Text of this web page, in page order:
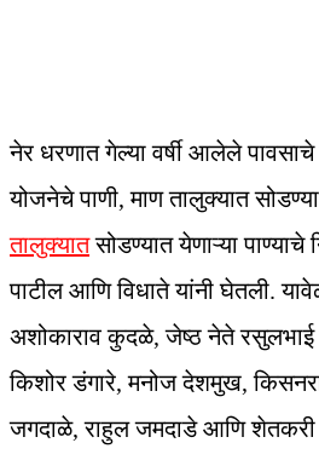
नेर धरणात गेल्या वर्षी आलेले
योजनेचे पाणी, माण तालुक्यात
तालुक्यातसोडण्यात येणाऱ्या पाण्याचे
पाटील आणि विधाते यांनी घेतली.
अशोकाराव कुदळे, जेष्ठ नेते रसुलभाई
किशोर डंगारे, मनोज देशमुख,
जगदाळे, राहुल जमदाडे आणि शेतकरी